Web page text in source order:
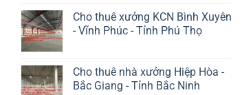
Cho thuê xưởng KCN Bình Xuyên
- Vĩnh Phúc - Tỉnh Phú Thọ
Cho thuê nhà xưởng Hiệp Hòa -
Bắc Giang - Tỉnh Bắc Ninh